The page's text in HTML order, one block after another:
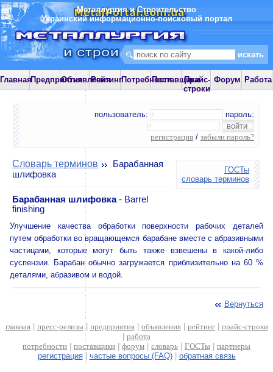
Металлургия и Строительство
Украинский информационно-поисковый портал
ГлавнаяПредприятияОбъявления
РейтингПотребностиПоставщики
Прайс-
строки
Форум Работа
пользователь: пароль:
регистрация / забыли пароль?
ГОСТы
словарь терминов
Словарь терминов
Барабанная
шлифовка
Барабанная шлифовка- Barrel
finishing
Улучшение качества обработки поверхности рабочих деталей
путем обработки во вращающемся барабане вместе с абразивными
частицами, которые могут быть также взвешены в какой-либо
суспензии. Барабан обычно загружается приблизительно на 60 %
деталями, абразивом и водой.
Вернуться
главная| пресс-релизы | предприятия| объявления| рейтинг| прайс-строки
работа
потребности
поставщики форум словарь ГОСТы
партнеры
регистрация| частые вопросы (FAQ)| обратная связь